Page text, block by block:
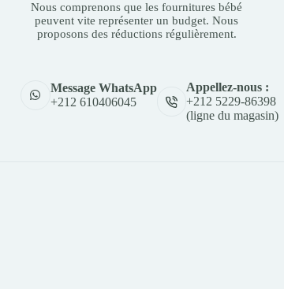
Nous comprenons que les fournitures bébé
peuvent vite représenter un budget. Nous
proposons des réductions régulièrement.
Message WhatsApp
+212 610406045
Appellez-nous :
+212 5229-86398
(ligne du magasin)